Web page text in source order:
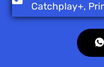
Catchplay+,